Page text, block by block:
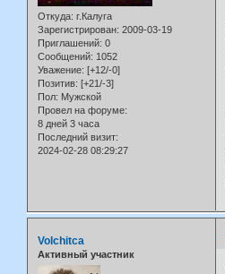
Откуда: г.Калуга
Зарегистрирован: 2009-03-19
Приглашений: 0
Сообщений: 1052
Уважение: [+12/-0]
Позитив: [+21/-3]
Пол: Мужской
Провел на форуме:
8 дней 3 часа
Последний визит:
2024-02-28 08:29:27
Volchitca
Активный участник